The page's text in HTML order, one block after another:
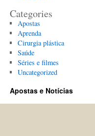
Categories
Apostas
Aprenda
Cirurgia plástica
Saúde
Séries e filmes
Uncategorized
Apostas e Notícias